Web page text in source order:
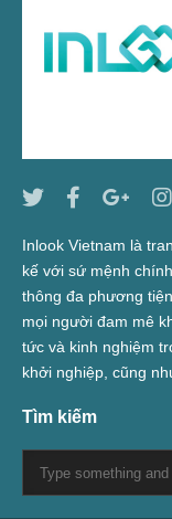
Inlook Vietnam là
kế với sứ mệnh
thông đa phương
mọi người đam mê
tức và kinh nghiệm
khởi nghiệp, cũng
Tìm kiếm